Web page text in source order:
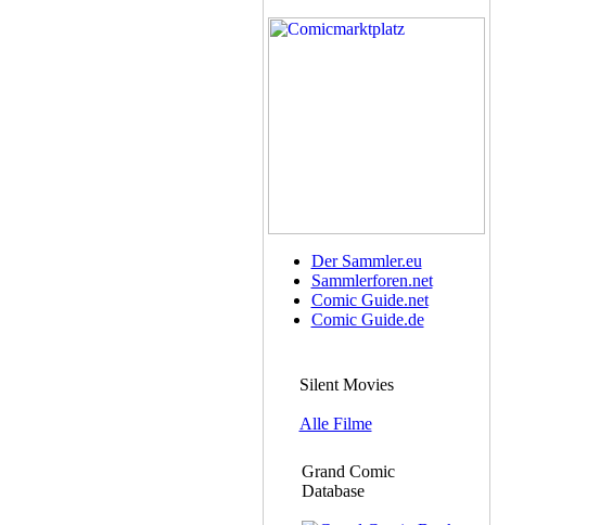
Der Sammler.eu
Sammlerforen.net
Comic Guide.net
Comic Guide.de
Silent Movies
Alle Filme
Grand Comic
Database